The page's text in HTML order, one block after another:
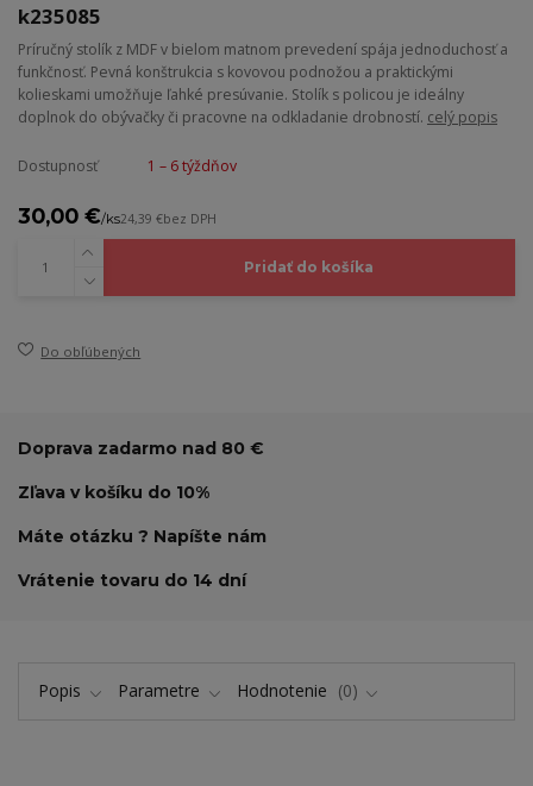
k235085
Príručný stolík z MDF v bielom matnom prevedení spája jednoduchosť a
funkčnosť. Pevná konštrukcia s kovovou podnožou a praktickými
kolieskami umožňuje ľahké presúvanie. Stolík s policou je ideálny
doplnok do obývačky či pracovne na odkladanie drobností. celý popis
Dostupnosť 1 – 6 týždňov
30,00 €/ks24,39 €bez DPH
Pridať do košíka
Do obľúbených
Doprava zadarmo nad 80 €
Zľava v košíku do 10%
Máte otázku ? Napíšte nám
Vrátenie tovaru do 14 dní
Popis Parametre Hodnotenie 0